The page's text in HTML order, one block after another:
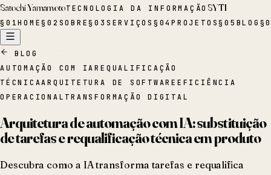
Satochi YamamotoTECNOLOGIA DA INFORMAÇÃOSYTI
§ 01HOME§02 SOBRE§03 SERVIÇOS § 04PROJETOS§05 BLOG §
BLOG
AUTOMAÇÃO COM IAREQUALIFICAÇÃO
TÉCNICAARQUITETURA DE SOFTWARE EFICIÊNCIA
OPERACIONAL TRANSFORMAÇÃO DIGITAL
Arquitetura de automação com IA: substituição
de tarefas e requalificação técnica em produto
Descubra como a IA transforma tarefas e requalifica